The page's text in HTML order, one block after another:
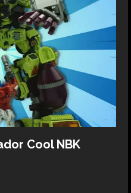
Cool NBK